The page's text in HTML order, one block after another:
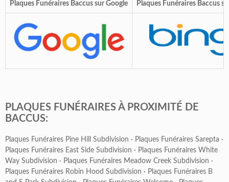
Plaques Funéraires Baccus sur Google Plaques Funéraires Baccus
PLAQUES FUNÉRAIRES À PROXIMITÉ DE
BACCUS:
Plaques Funéraires Pine Hill Subdivision · Plaques Funéraires Sarepta ·
Plaques Funéraires East Side Subdivision · Plaques Funéraires White
Way Subdivision · Plaques Funéraires Meadow Creek Subdivision ·
Plaques Funéraires Robin Hood Subdivision · Plaques Funéraires B